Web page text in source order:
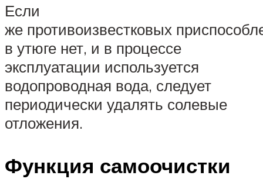
Если
же противоизвестковых
в утюге нет, и в процессе
эксплуатации используется
водопроводная вода, следует
периодически удалять солевые
отложения.
Функция самоочистки